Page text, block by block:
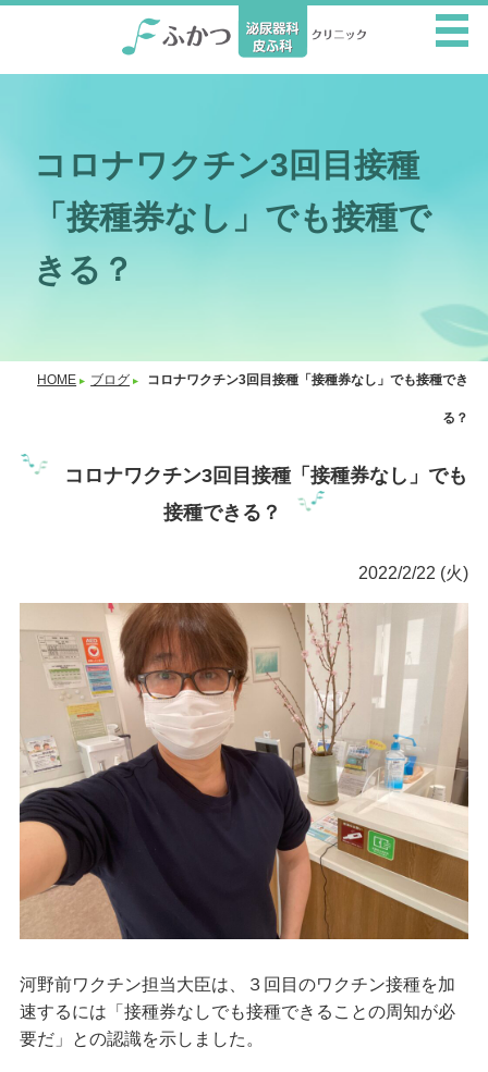
コロナワクチン3回目接種
「接種券なし」でも接種で
きる？
HOME ブログ コロナワクチン3回目接種「接種券なし」でも接種でき
る？
コロナワクチン3回目接種「接種券なし」でも
接種できる？
2022/2/22 (火)
河野前ワクチン担当大臣は、３回目のワクチン接種を加
速するには「接種券なしでも接種できることの周知が必
要だ」との認識を示しました。